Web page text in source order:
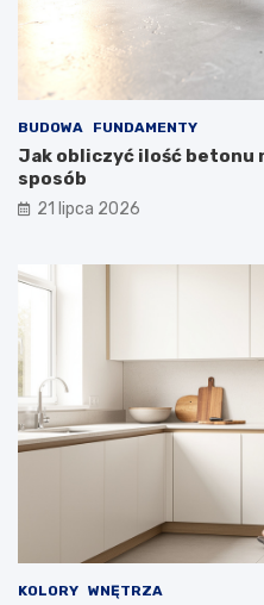
BUDOWA FUNDAMENTY
Jak obliczyć ilość betonu
sposób
21 lipca 2026
KOLORY WNĘTRZA